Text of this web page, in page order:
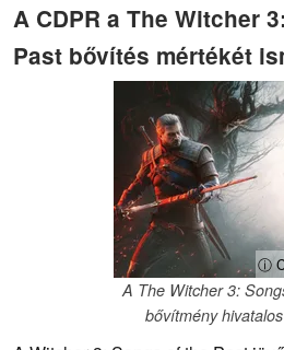
A CDPR a The Witcher
Past bővítés mértékét
ⓘ
A The Witcher 3:
bővítmény